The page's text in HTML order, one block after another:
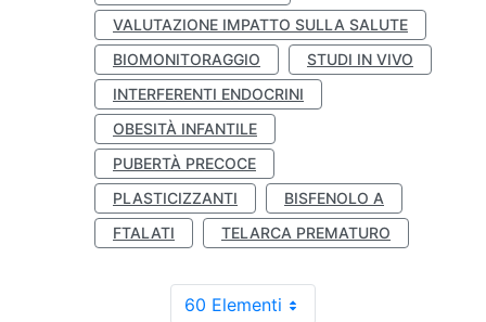
VALUTAZIONE IMPATTO SULLA SALUTE
BIOMONITORAGGIO
STUDI IN VIVO
INTERFERENTI ENDOCRINI
OBESITÀ INFANTILE
PUBERTÀ PRECOCE
PLASTICIZZANTI
BISFENOLO A
FTALATI
TELARCA PREMATURO
60 Elementi